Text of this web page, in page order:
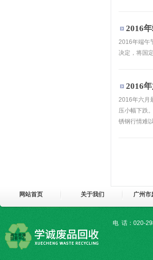
2016
2016年端午
决定，将国
2016
2016年六月
压小幅下跌
锈钢行情难
网站首页 关于我们 广州市
电 话：020-